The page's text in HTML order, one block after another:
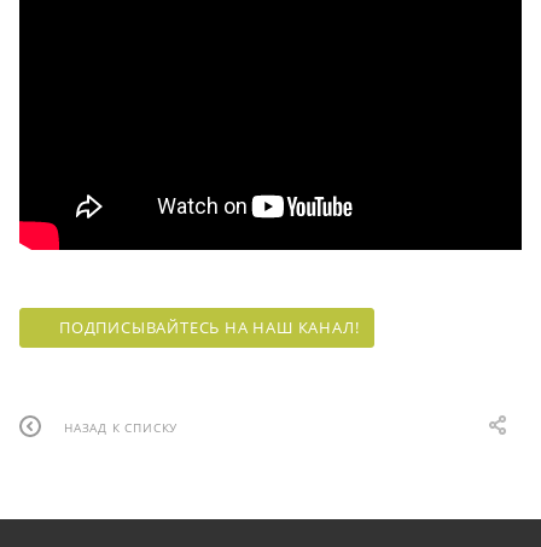
ПОДПИСЫВАЙТЕСЬ НА НАШ КАНАЛ!
НАЗАД К СПИСКУ